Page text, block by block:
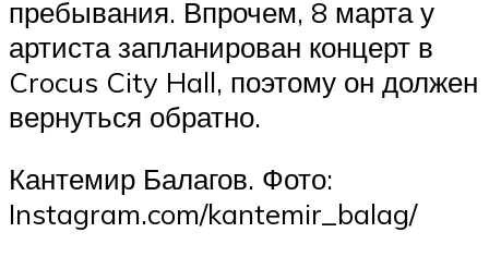
пребывания. Впрочем, 8 марта у
артиста запланирован концерт в
Crocus City Hall, поэтому он должен
вернуться обратно.
Кантемир Балагов. Фото:
Instagram.com/kantemir_balag/